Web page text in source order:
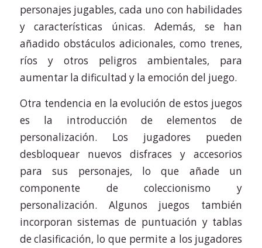
personajes jugables, cada uno con habilidades
y características únicas. Además, se han
añadido obstáculos adicionales, como trenes,
ríos y otros peligros ambientales, para
aumentar la dificultad y la emoción del juego.
Otra tendencia en la evolución de estos juegos
es la introducción de elementos de
personalización. Los jugadores pueden
desbloquear nuevos disfraces y accesorios
para sus personajes, lo que añade un
componente de coleccionismo y
personalización. Algunos juegos también
incorporan sistemas de puntuación y tablas
de clasificación, lo que permite a los jugadores